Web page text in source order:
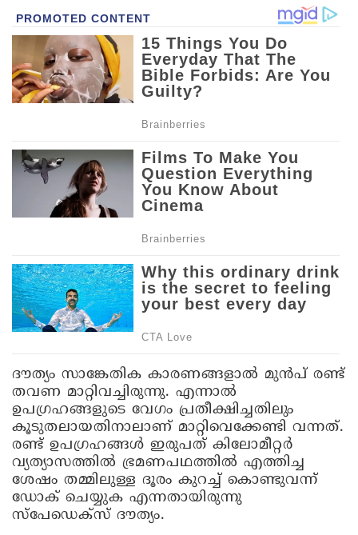
ദൗത്യം സാങ്കേതിക കാരണങ്ങളാൽ മുൻപ് രണ്ട്
തവണ മാറ്റിവച്ചിരുന്നു. എന്നാൽ
ഉപഗ്രഹങ്ങളുടെ വേഗം പ്രതീക്ഷിച്ചതിലും
കൂടുതലായതിനാലാണ് മാറ്റിവെക്കേണ്ടി വന്നത്.
രണ്ട് ഉപഗ്രഹങ്ങൾ ഇരുപത് കിലോമീറ്റർ
വ്യത്യാസത്തിൽ ഭ്രമണപഥത്തിൽ എത്തിച്ച
ശേഷം തമ്മിലുള്ള ദൂരം കുറച്ച് കൊണ്ടുവന്ന്
ഡോക് ചെയ്യുക എന്നതായിരുന്നു
സ്പേഡെക്‌സ് ദൗത്യം.